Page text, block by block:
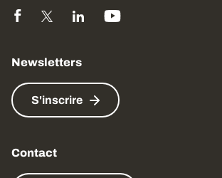
Newsletters
S'inscrire
Contact